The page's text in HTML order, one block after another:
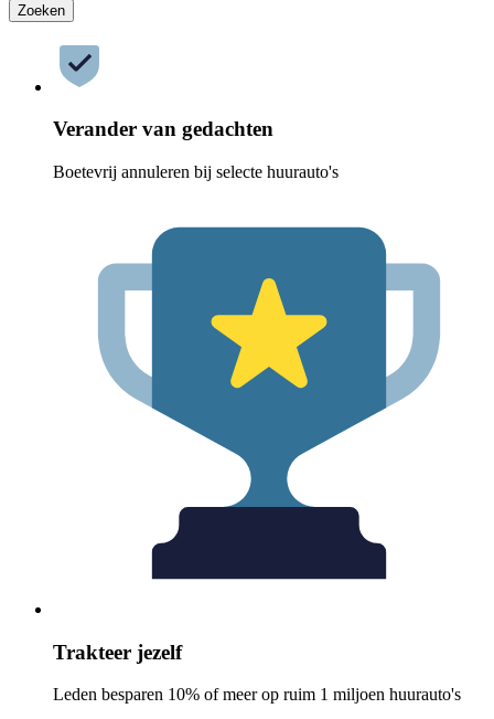
Zoeken
Verander van gedachten
Boetevrij annuleren bij selecte huurauto's
Trakteer jezelf
Leden besparen 10% of meer op ruim 1 miljoen huurauto's